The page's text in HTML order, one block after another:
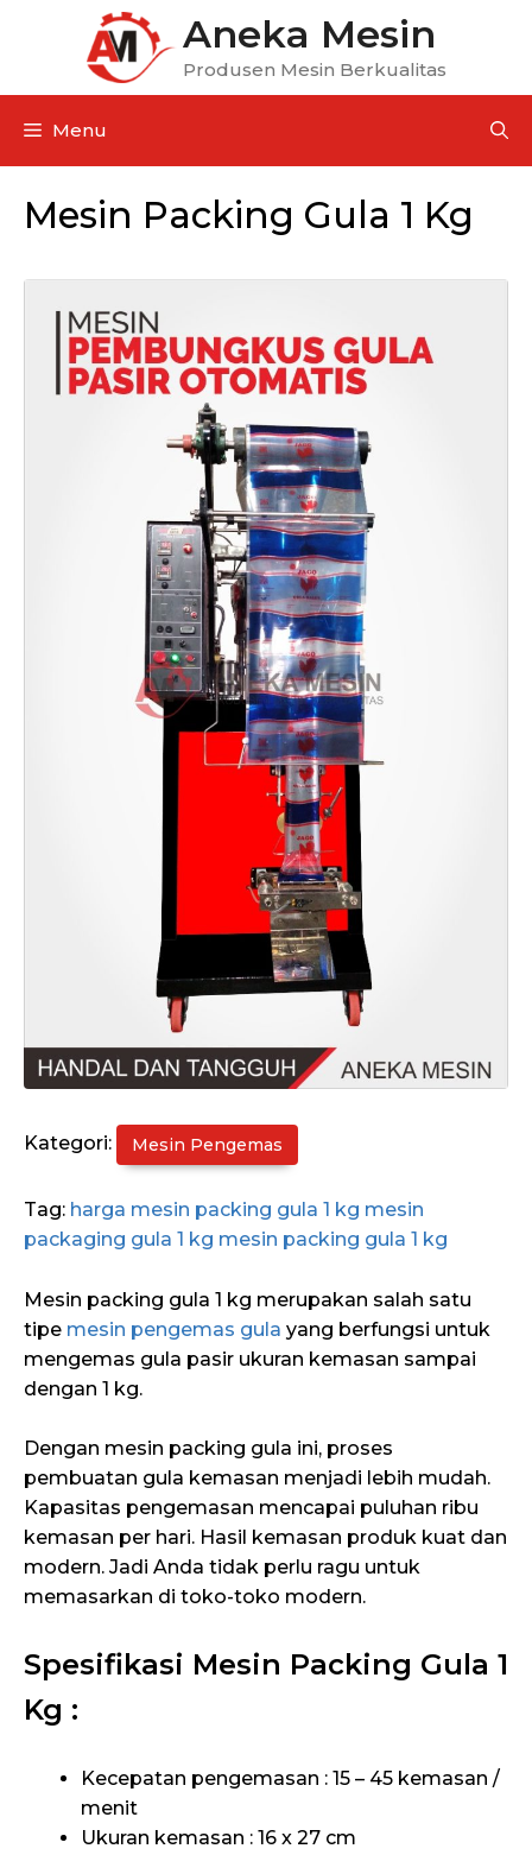
Aneka Mesin
Produsen Mesin Berkualitas
Menu
Mesin Packing Gula 1 Kg
Kategori: Mesin Pengemas
Tag: harga mesin packing gula 1 kg mesin
packaging gula 1 kg mesin packing gula 1 kg
Mesin packing gula 1 kg merupakan salah satu
tipe mesin pengemas gula yang berfungsi untuk
mengemas gula pasir ukuran kemasan sampai
dengan 1 kg.
Dengan mesin packing gula ini, proses
pembuatan gula kemasan menjadi lebih mudah.
Kapasitas pengemasan mencapai puluhan ribu
kemasan per hari. Hasil kemasan produk kuat dan
modern. Jadi Anda tidak perlu ragu untuk
memasarkan di toko-toko modern.
Spesifikasi Mesin Packing Gula 1
Kg :
Kecepatan pengemasan : 15 – 45 kemasan /
menit
Ukuran kemasan : 16 x 27 cm